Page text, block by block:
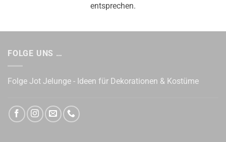
entsprechen.
FOLGE UNS …
Folge Jot Jelunge - Ideen für Dekorationen & Kostüme